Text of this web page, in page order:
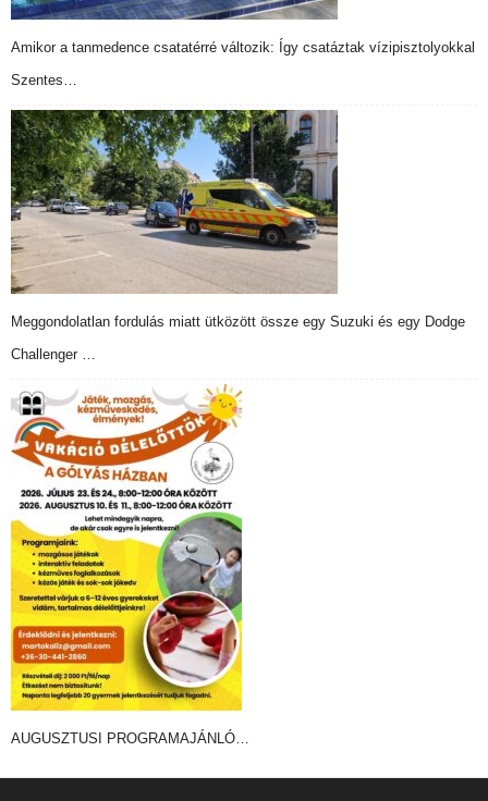
Amikor a tanmedence csatatérré változik: Így csatáztak vízipisztolyokkal
Szentes…
Meggondolatlan fordulás miatt ütközött össze egy Suzuki és egy Dodge
Challenger …
AUGUSZTUSI PROGRAMAJÁNLÓ…